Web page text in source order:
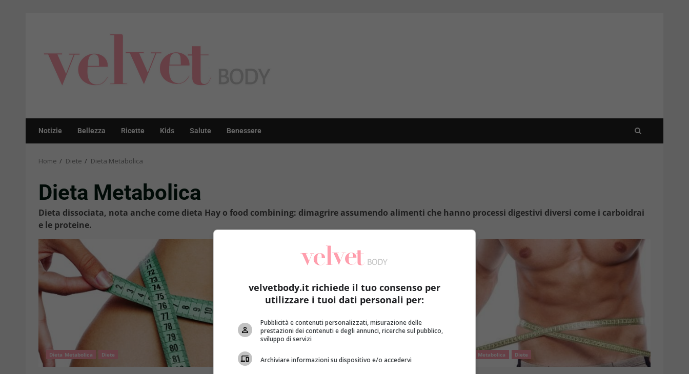
Notizie Bellezza Ricette Kids Salute Benessere
Home Diete Dieta Metabolica
Dieta Metabolica
Dieta dissociata, nota anche come dieta Hay o food combining: dimagrire assumendo alimenti che hanno processi digestivi diversi come i carboidrai
e le proteine.
Dieta Metabolica Diete Dieta Metabolica Diete
velvetbody.it richiede il tuo consenso per
utilizzare i tuoi dati personali per:
Pubblicità e contenuti personalizzati, misurazione delle
prestazioni dei contenuti e degli annunci, ricerche sul pubblico,
sviluppo di servizi
Archiviare informazioni su dispositivo e/o accedervi